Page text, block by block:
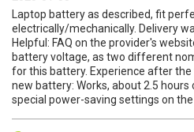
Laptop battery as described, fit
electrically/mechanically. Delivery
Helpful: FAQ on the provider's
battery voltage, as two different
for this battery. Experience after
new battery: Works, about 2.5
special power-saving settings on the